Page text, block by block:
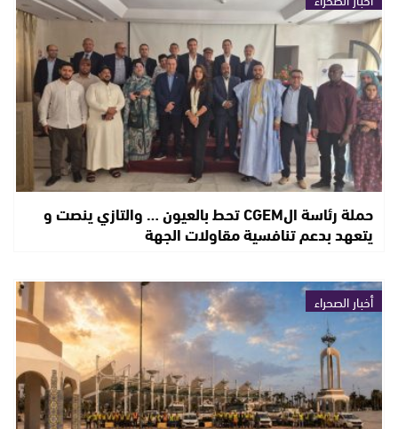
حملة رئاسة الCGEM تحط بالعيون … والتازي ينصت و
يتعهد بدعم تنافسية مقاولات الجهة
أخبار الصحراء